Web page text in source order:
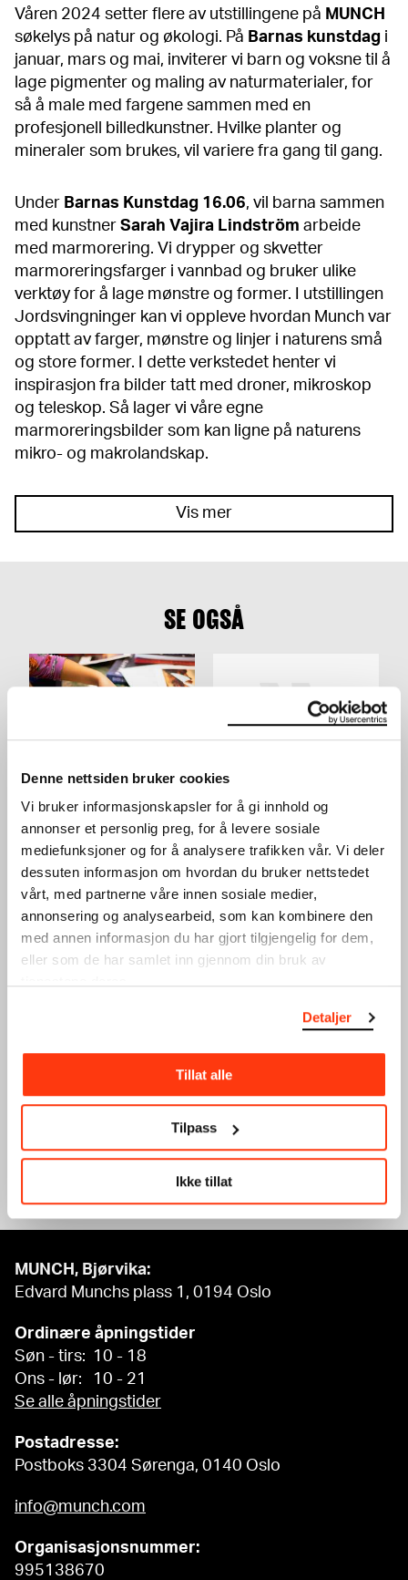
Denne nettsiden bruker cookies
Vi bruker informasjonskapsler for å gi innhold og
annonser et personlig preg, for å levere sosiale
mediefunksjoner og for å analysere trafikken vår. Vi deler
dessuten informasjon om hvordan du bruker nettstedet
vårt, med partnerne våre innen sosiale medier,
annonsering og analysearbeid, som kan kombinere den
med annen informasjon du har gjort tilgjengelig for dem,
eller som de har samlet inn gjennom din bruk av
Detaljer
Tillat alle
Tilpass
Ikke tillat
Våren 2024 setter flere av utstillingene på MUNCH
søkelys på natur og økologi. På Barnas kunstdag i
januar, mars og mai, inviterer vi barn og voksne til å
lage pigmenter og maling av naturmaterialer, for
så å male med fargene sammen med en
profesjonell billedkunstner. Hvilke planter og
mineraler som brukes, vil variere fra gang til gang.
Under Barnas Kunstdag 16.06, vil barna sammen
med kunstner Sarah Vajira Lindström arbeide
med marmorering. Vi drypper og skvetter
marmoreringsfarger i vannbad og bruker ulike
verktøy for å lage mønstre og former. I utstillingen
Jordsvingninger kan vi oppleve hvordan Munch var
opptatt av farger, mønstre og linjer i naturens små
og store former. I dette verkstedet henter vi
inspirasjon fra bilder tatt med droner, mikroskop
og teleskop. Så lager vi våre egne
marmoreringsbilder som kan ligne på naturens
mikro- og makrolandskap.
Vis mer
SE OGSÅ
AKTIVITETSBORD I LOBBY
Lobby
SKRIK! DONALD DUCKER
OPP PÅ MUNCH!
21.01.2024,11:00
Festsal
SKRIK!
Festsal
KOKKELIMUNCH
IMPRO-OMVISNING OG
VERKSTED FOR
FØRSKOLEBARN
Utstillingsbesøk og verksted
Se full kalender
MUNCH, Bjørvika:
Edvard Munchs plass 1, 0194 Oslo
Ordinære åpningstider
Søn - tirs: 10 - 18
Ons - lør: 10 - 21
Se alle åpningstider
Postadresse:
Postboks 3304 Sørenga, 0140 Oslo
info@munch.com
Organisasjonsnummer:
995138670